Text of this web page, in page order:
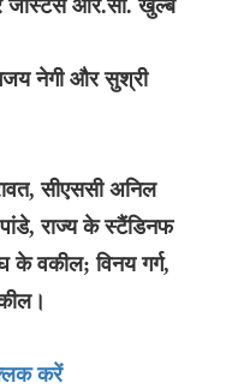
जस्टिस आर.सी. खुल्बे
नेगी और सुश्री
सीएससी अनिल
राज्य के स्टैंडिनफ
के वकील; विनय गर्ग,
करें